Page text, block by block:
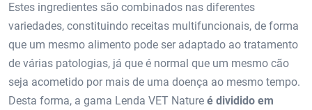
Estes ingredientes são combinados nas diferentes
variedades, constituindo receitas multifuncionais, de forma
que um mesmo alimento pode ser adaptado ao tratamento
de várias patologias, já que é normal que um mesmo cão
seja acometido por mais de uma doença ao mesmo tempo.
Desta forma, a gama Lenda VET Nature é dividido em